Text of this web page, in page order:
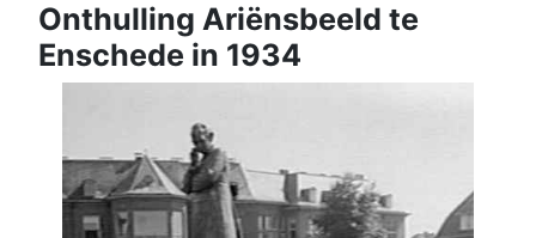
Onthulling Ariënsbeeld te
Enschede in 1934